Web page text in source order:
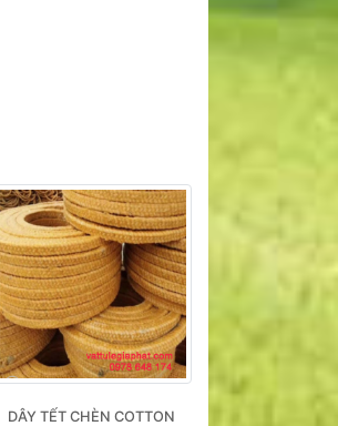
DÂY TẾT CHÈN COTTON